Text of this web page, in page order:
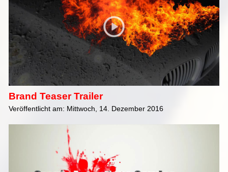
Brand Teaser Trailer
Veröffentlicht am: Mittwoch, 14. Dezember 2016